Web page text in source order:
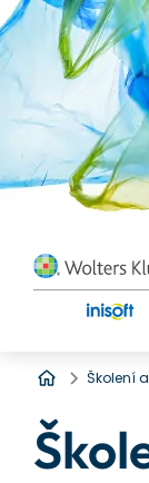
Úvod
Školení